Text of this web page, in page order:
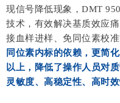
现信号降低现象，DMT
技术，有效解决基质效应痛
接血样进样、免同位素校
同位素内标的依赖，更简
以上，降低了操作人员对
灵敏度、高稳定性、高时效